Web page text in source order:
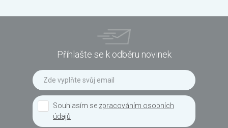
Přihlašte se k odběru novinek
Souhlasím se zpracováním osobních
údajů